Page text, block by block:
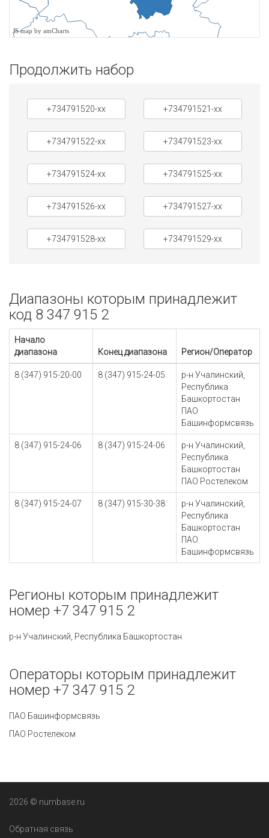
JS map by amCharts
Продолжить набор
+734791520-xx +734791521-xx
+734791522-xx +734791523-xx
+734791524-xx +734791525-xx
+734791526-xx +734791527-xx
+734791528-xx +734791529-xx
Диапазоны которым принадлежит
код 8 347 915 2
Начало
диапазона
Конец диапазона Регион/Оператор
8 (347) 915-20-00 8 (347) 915-24-05
р-н Учалинский,
Республика
Башкортостан
ПАО
Башинформсвязь
8 (347) 915-24-06 8 (347) 915-24-06
р-н Учалинский,
Республика
Башкортостан
ПАО Ростелеком
8 (347) 915-24-07 8 (347) 915-30-38
р-н Учалинский,
Республика
Башкортостан
ПАО
Башинформсвязь
Регионы которым принадлежит
номер +7 347 915 2
р-н Учалинский, Республика Башкортостан
Операторы которым принадлежит
номер +7 347 915 2
ПАО Башинформсвязь
ПАО Ростелеком
2026 © numbase.ru
Обратная связь